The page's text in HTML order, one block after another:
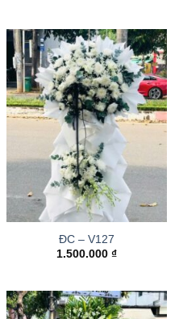
ĐC – V127
1.500.000 ₫